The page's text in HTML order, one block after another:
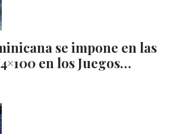
se impone en las
en los Juegos…